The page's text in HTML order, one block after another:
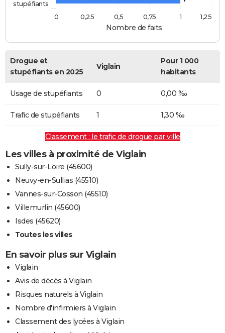
Nombre de faits
stupéfiants
0
1
0,25 0,5 0,75 1,25
Drogue et
stupéfiants en 2025
Viglain
Pour 1 000
habitants
Usage de stupéfiants 0 0,00 ‰
Trafic de stupéfiants 1 1,30 ‰
Classement : le trafic de drogue par ville
Les villes à proximité de Viglain
Sully-sur-Loire (45600)
Neuvy-en-Sullias (45510)
Vannes-sur-Cosson (45510)
Villemurlin (45600)
Isdes (45620)
Toutes les villes
En savoir plus sur Viglain
Viglain
Avis de décès à Viglain
Risques naturels à Viglain
Nombre d'infirmiers à Viglain
Classement des lycées à Viglain